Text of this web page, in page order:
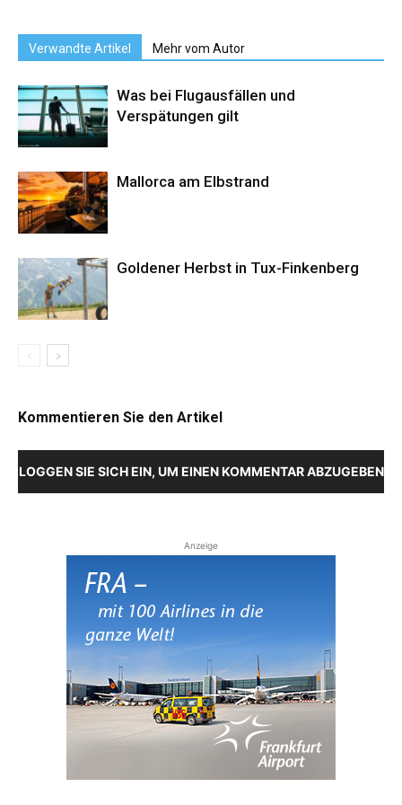
Verwandte Artikel Mehr vom Autor
Was bei Flugausfällen und
Verspätungen gilt
Mallorca am Elbstrand
Goldener Herbst in Tux-Finkenberg
Kommentieren Sie den Artikel
LOGGEN SIE SICH EIN, UM EINEN KOMMENTAR ABZUGEBEN
Anzeige